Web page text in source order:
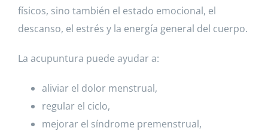
físicos, sino también el estado emocional, el
descanso, el estrés y la energía general del cuerpo.
La acupuntura puede ayudar a:
aliviar el dolor menstrual,
regular el ciclo,
mejorar el síndrome premenstrual,